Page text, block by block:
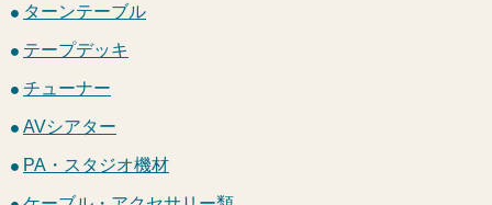
ターンテーブル
テープデッキ
チューナー
AVシアター
PA・スタジオ機材